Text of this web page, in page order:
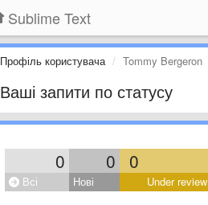
Sublime Text
Профіль користувача Tommy Bergeron
Ваші запити по статусу
0 0 0
Всі Нові Under review